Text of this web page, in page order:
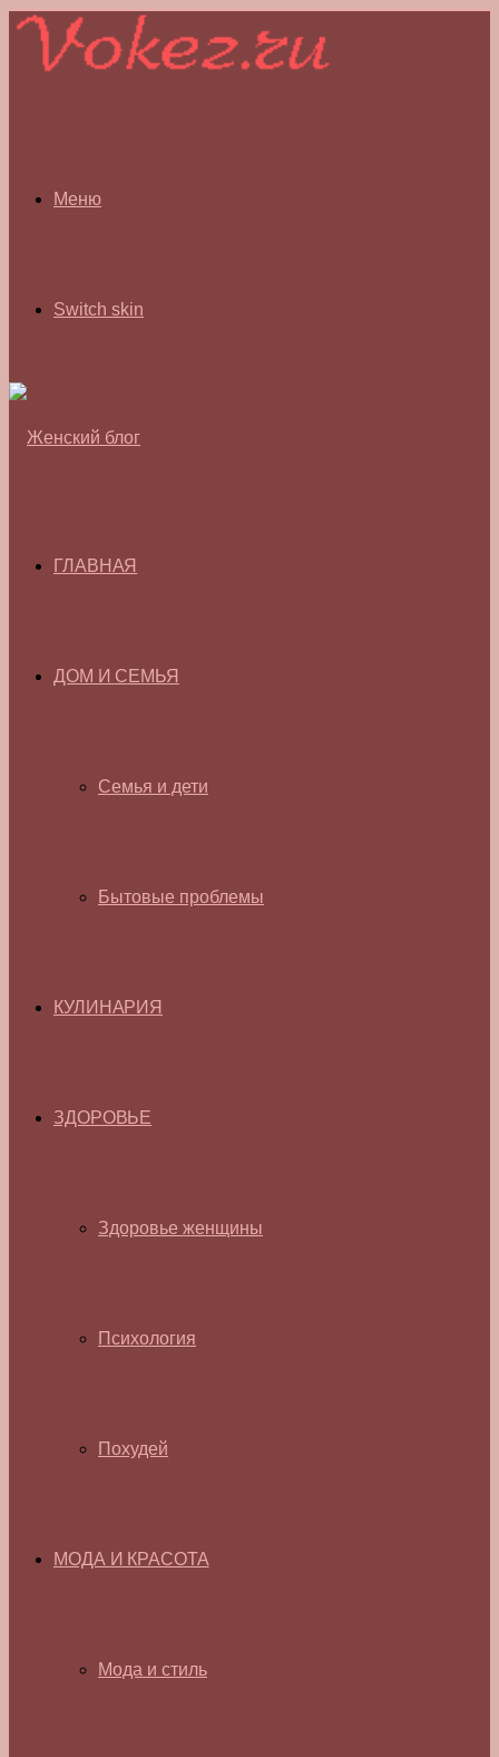
Меню
Switch skin
ГЛАВНАЯ
ДОМ И СЕМЬЯ
Семья и дети
Бытовые проблемы
КУЛИНАРИЯ
ЗДОРОВЬЕ
Здоровье женщины
Психология
Похудей
МОДА И КРАСОТА
Мода и стиль